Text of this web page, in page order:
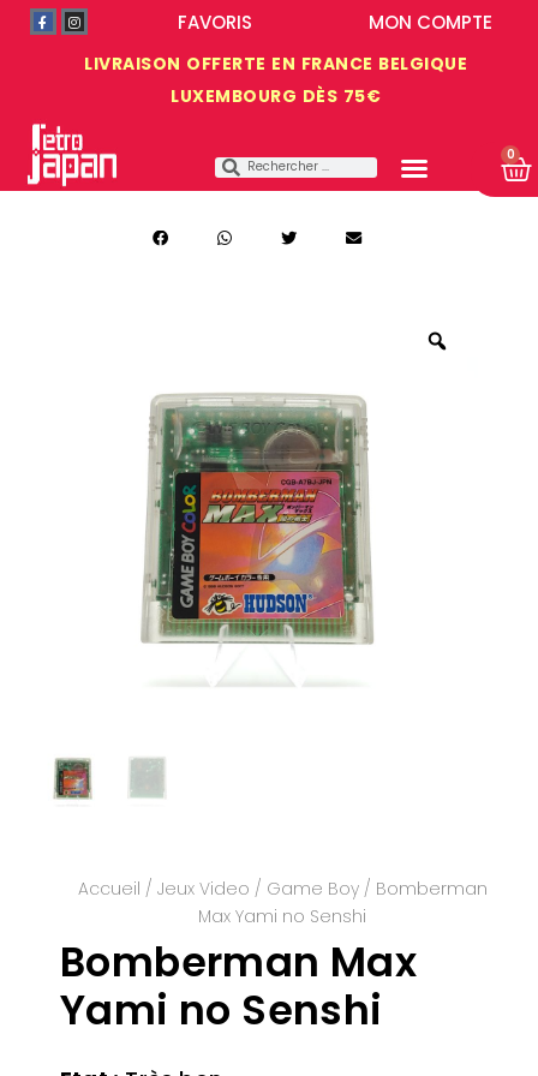
LIVRAISON OFFERTE EN FRANCE BELGIQUE
LUXEMBOURG DÈS 75€
MON COMPTE
FAVORIS
0
Accueil / Jeux Video / Game Boy/ Bomberman
Max Yami no Senshi
Bomberman Max
Yami no Senshi